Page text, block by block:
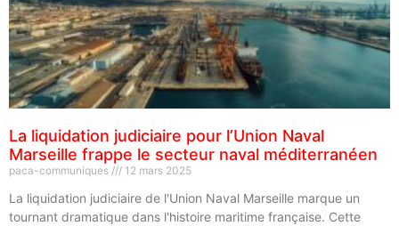
La liquidation judiciaire pour l’Union Naval
Marseille frappe le secteur naval méditerranéen
paca-communiques 12 mars 2025
La liquidation judiciaire de l'Union Naval Marseille marque un
tournant dramatique dans l'histoire maritime française. Cette